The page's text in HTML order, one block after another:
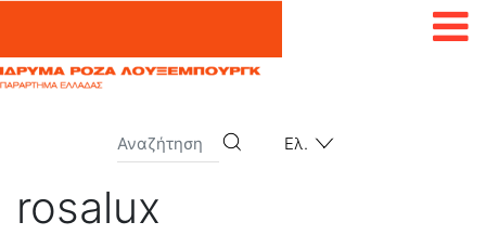
Ελ.
rosalux